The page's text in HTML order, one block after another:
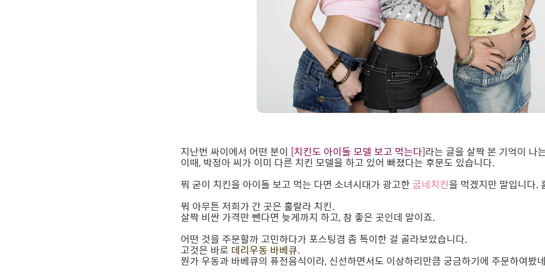
지난번 싸이에서 어떤 분이 [치킨도 아이돌 모델 보고 먹는다]라는 글을 살짝 본 기억이 나
이때, 박정아 씨가 이미 다른 치킨 모델을 하고 있어 빠졌다는 후문도 있습니다.
뭐 굳이 치킨을 아이돌 보고 먹는 다면 소녀시대가 광고한 굽네치킨을 먹겠지만 말입니다.
뭐 아무튼 저희가 간 곳은 훌랄라 치킨.
살짝 비싼 가격만 뺀다면 늦게까지 하고, 참 좋은 곳인데 말이죠.
어떤 것을 주문할까 고민하다가 포스팅겸 좀 특이한 걸 골라보았습니다.
고것은 바로 데리우동 바베큐.
뭔가 우동과 바베큐의 퓨전음식이라, 신선하면서도 이상하리만큼 궁금하기에 주문하여봤